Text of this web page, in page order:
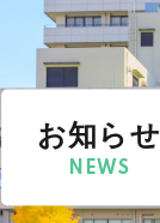
お知らせ
NEWS